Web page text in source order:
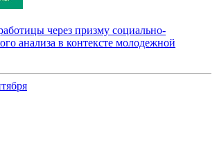
через призму социально-
анализа в контексте молодежной